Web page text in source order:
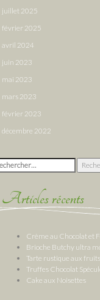
juillet 2025
février 2025
avril 2024
juin 2023
mai 2023
mars 2023
février 2023
décembre 2022
:
Articles récents
Crème au Chocolat et
Brioche Butchy ultra
Tarte rustique aux
Truffes Chocolat
Cake aux Noisettes